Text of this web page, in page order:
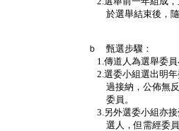
於選舉結束後，隨即自
ｂ 甄選步驟：
1.傳道人為選舉委員小組
2.選委小組選出明年委員候選
過接納，公佈無反對後，再
委員。
3.另外選委小組亦接受十五名
選人，但需經委員會審核接